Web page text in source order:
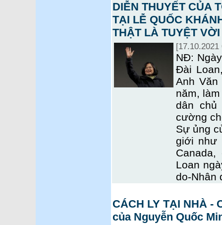
DIỄN THUYẾT CỦA
TẠI LỄ QUỐC
THẬT LÀ TUYỆT
[17.10.2021
NĐ:
Đài
Anh
năm,
dân chủ
cường
Sự ủng
giới như
Loan
do-Nhân
CÁCH LY TẠI NHÀ -
của Nguyễn Quốc